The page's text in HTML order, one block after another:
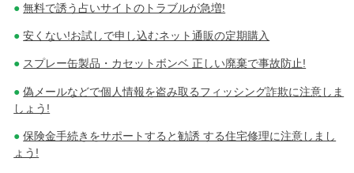
無料で誘う占いサイトのトラブルが急増!
安くない!お試しで申し込むネット通販の定期購入
スプレー缶製品・カセットボンベ 正しい廃棄で事故防止!
偽メールなどで個人情報を盗み取るフィッシング詐欺に注意しま
しょう!
保険金手続きをサポートすると勧誘 する住宅修理に注意しまし
ょう!